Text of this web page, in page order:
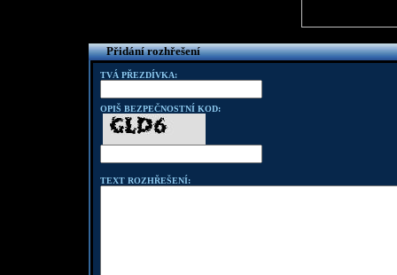
Přidání rozhřešení
TVÁ PŘEZDÍVKA:
OPIŠ BEZPEČNOSTNÍ KOD:
TEXT ROZHŘEŠENÍ: